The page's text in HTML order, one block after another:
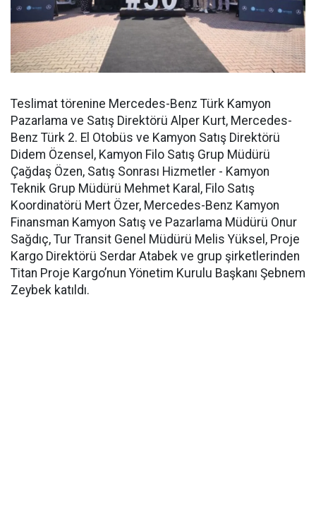
Teslimat törenine Mercedes-Benz Türk Kamyon
Pazarlama ve Satış Direktörü Alper Kurt, Mercedes-
Benz Türk 2. El Otobüs ve Kamyon Satış Direktörü
Didem Özensel, Kamyon Filo Satış Grup Müdürü
Çağdaş Özen, Satış Sonrası Hizmetler - Kamyon
Teknik Grup Müdürü Mehmet Karal, Filo Satış
Koordinatörü Mert Özer, Mercedes-Benz Kamyon
Finansman Kamyon Satış ve Pazarlama Müdürü Onur
Sağdıç, Tur Transit Genel Müdürü Melis Yüksel, Proje
Kargo Direktörü Serdar Atabek ve grup şirketlerinden
Titan Proje Kargo’nun Yönetim Kurulu Başkanı Şebnem
Zeybek katıldı.